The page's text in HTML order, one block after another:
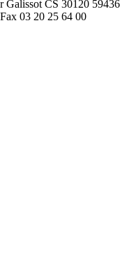
Galissot CS 30120 59436
03 20 25 64 00